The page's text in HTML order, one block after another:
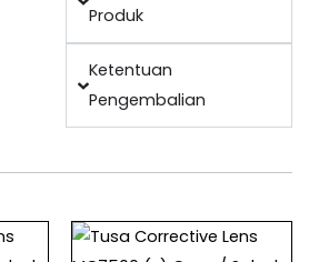
Produk
Ketentuan
Pengembalian